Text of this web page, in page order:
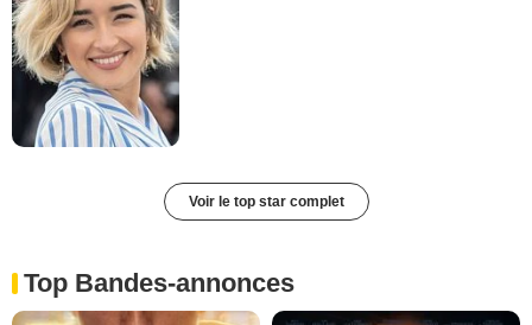
Voir le top star complet
Top Bandes-annonces